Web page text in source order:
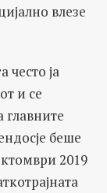
влезе
често ја
и се
главните
беше
2019